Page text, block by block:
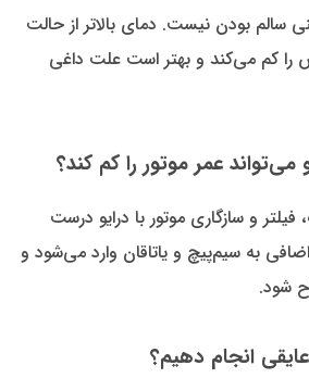
سالم بودن نیست. دمای بالاتر از حالت
را کم می‌کند و بهتر است علت داغی
فیلتر و سازگاری موتور با درایو درست
به سیم‌پیچ و یاتاقان وارد می‌شود و
شود.